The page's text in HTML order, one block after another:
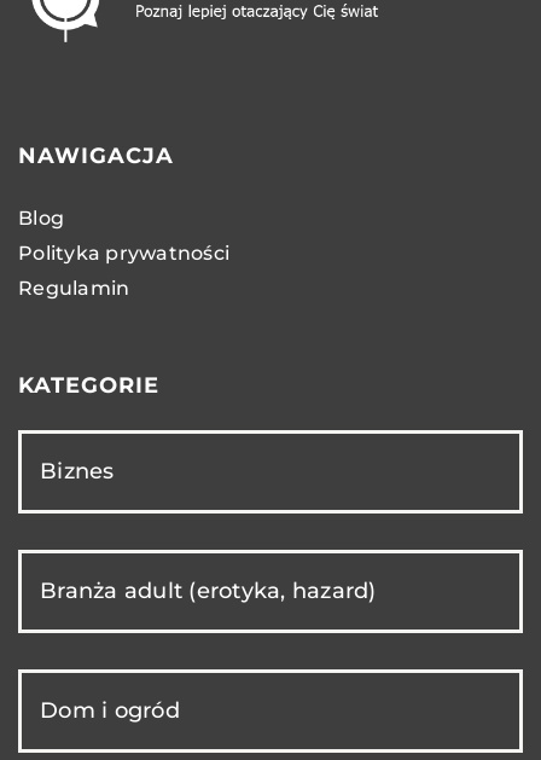
NAWIGACJA
Blog
Polityka prywatności
Regulamin
KATEGORIE
Biznes
Branża adult (erotyka, hazard)
Dom i ogród